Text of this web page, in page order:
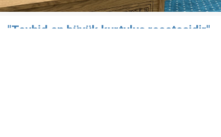
"Tevhid en büyük kurtuluş reçetesidir"